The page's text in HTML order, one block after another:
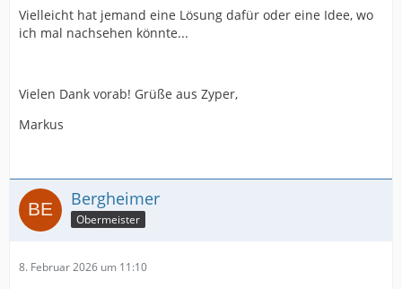
Vielleicht hat jemand eine Lösung dafür oder eine Idee, wo
ich mal nachsehen könnte...
Vielen Dank vorab! Grüße aus Zyper,
Markus
Bergheimer
Obermeister
8. Februar 2026 um 11:10